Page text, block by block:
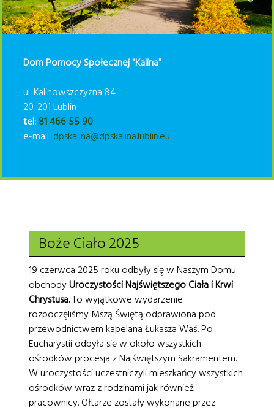
Dom Pomocy Społecznej "Kalina"
ul. Kalinowszczyzna 84
20-201 Lublin
tel:81 466 55 90
e-mail: dpskalina@dpskalina.lublin.eu
Boże Ciało 2025
19 czerwca 2025 roku odbyły się w Naszym Domu
obchodyUroczystości Najświętszego Ciała i Krwi
Chrystusa.To wyjątkowe wydarzenie
rozpoczęliśmy Mszą Świętą odprawiona pod
przewodnictwem kapelana Łukasza Waś. Po
Eucharystii odbyła się w około wszystkich
ośrodków procesja z Najświętszym Sakramentem.
W uroczystości uczestniczyli mieszkańcy wszystkich
ośrodków wraz z rodzinami jak również
pracownicy. Ołtarze zostały wykonane przez